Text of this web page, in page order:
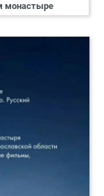
монастыре